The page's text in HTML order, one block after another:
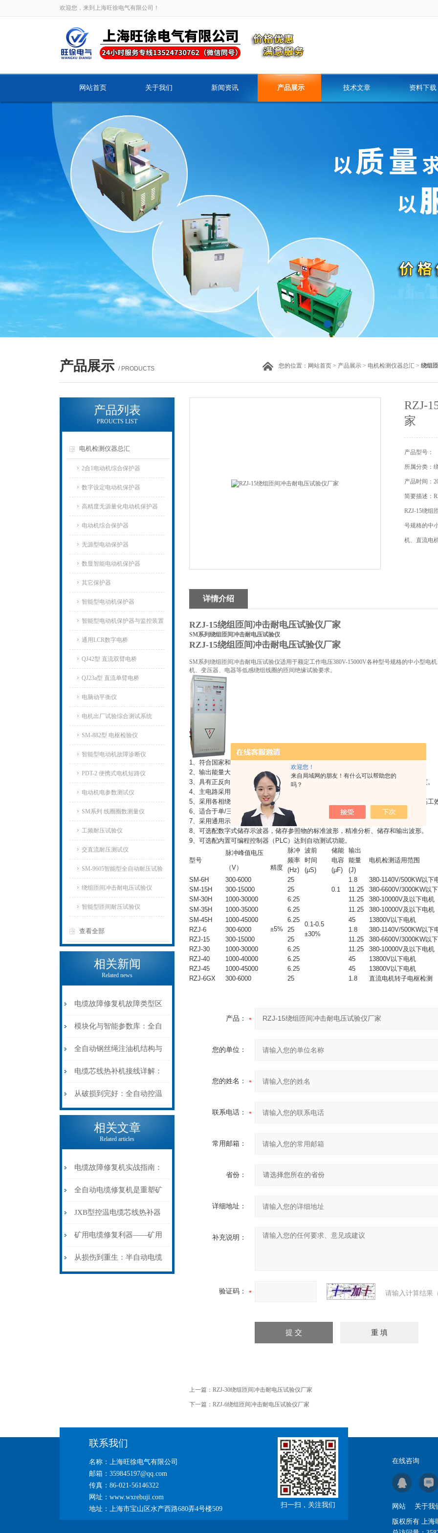
欢迎您！
来自局域网的朋友！有什么可以帮助您的
吗？
欢迎您，来到上海旺徐电气有限公司！
网站首页 关于我们 新闻资讯 产品展示 技术文章 资料下载
产品展示 / PRODUCTS 您的位置： 网站首页 > 产品展示 > 电机检测仪器总汇 > 绕组
产品列表
PROUCTS LIST
电机检测仪器总汇
2合1电动机综合保护器
数字设定电动机保护器
高精度无源量化电动机保护器
电动机综合保护器
无源型电动保护器
数显智能电动机保护器
其它保护器
智能型电动机保护器
智能型电动机保护器与监控装置
通用LCR数字电桥
QJ42型 直流双臂电桥
QJ23a型 直流单臂电桥
电脑动平衡仪
电机出厂试验综合测试系统
SM-882型 电枢检验仪
智能型电动机故障诊断仪
PDT-2 便携式电机短路仪
电动机电参数测试仪
SM系列 线圈圈数测量仪
工频耐压试验仪
交直流耐压测试仪
SM-9605智能型全自动耐压试验
仪
绕组匝间冲击耐电压试验仪
智能型匝间耐压试验仪
查看全部
相关新闻
Related news
电缆故障修复机故障类型区
分指南：从“绝缘电
阻”到“波形特征”的精准诊
断逻辑
模块化与智能参数库：全自
动电缆修复机的快速换型逻
辑
全自动钢丝绳注油机结构与
工作原理：揭秘高效润滑的
机械密码
电缆芯线热补机接线详解：
从入门到精通
从破损到完好：全自动控温
电缆热补机的核心价值
相关文章
Related articles
电缆故障修复机实战指南：
从“盲测”到“精确定点”的三
步作业法
全自动电缆修复机是重塑矿
山电力动脉的“智能外科医
生”
JXB型控温电缆芯线热补器
安装与接线：精准修复的工
艺基石
矿用电缆修复利器——矿用
电缆热补机智能控温，安全
从损伤到重生：半自动电缆
RZJ-
家
产品型号：
所属分类：
产品时间：
简要描述：
RZJ-15绕组
号规格的中
机、直流电
详情介绍
RZJ-15绕组匝间冲击耐电压试验仪厂家
SM系列绕组匝间冲击耐电压试验仪
RZJ-15绕组匝间冲击耐电压试验仪厂家
SM系列绕组匝间冲击耐电压试验仪适用于额定工作电压380V-15000V各种型号规格的中小型电
机、变压器、电器等低感绕组线圈的匝间绝缘试验要求。
1、符合国家和行业标准中相关技术要求。
2、输出能量大，尤其适用大容量电机、变压器、电器等低感绕组（线圈的测量）。
3、具有正反向试验功能，解决冲击电压在绕组中不平均分配的问题，提高测试准确度。
4、主电路采用单管切换输出，使仪器本身的不对称性减少至零，提高了测试准确度。
5、采用各相绕组切换回路和电动调压技术，一次接线，即可完成各相绕组试验，提高工
6、适合于单/三相交直流电机、变压器、电器线圈的检测，提高了仪器适用范围。
7、采用通用示波器，提高了整机的可靠性和稳定性。
8、可选配数字式储存示波器，储存参照物的标准波形，精准分析、储存和输出波形。
9、可选配内置可编程控制器（PLC）达到自动测试功能。
型号
脉冲峰值电压
脉冲
频率
(Hz)
波前
时间
(µS)
储能
电容
(µF)
输出
能量
(J)
电机检测适用范围
（V）
精度
SM-6H
300-6000
±5%
25
0.1-0.5
±30%
0.1
1.8
380-1140V/500KW以下
SM-15H
300-15000 25 11.25
380-6600V/3000KW以
SM-30H
1000-30000 6.25 11.25
380-10000V及以下电机
SM-35H
1000-35000 6.25 11.25
380-10000V及以下电机
SM-45H
1000-45000 6.25 45
13800V以下电机
RZJ-6
300-6000 25 1.8
380-1140V/500KW以下
RZJ-15
300-15000 25 11.25
380-6600V/3000KW以
RZJ-30
1000-30000 6.25 11.25
380-10000V及以下电机
RZJ-40
1000-40000 6.25 45
13800V以下电机
RZJ-45
1000-45000 6.25 45
13800V以下电机
RZJ-6GX
300-6000 25 1.8 直流电机转子电枢检测
产品：
您的单位：
您的姓名：
联系电话：
常用邮箱：
省份：
详细地址：
补充说明：
验证码： 请输入计算结果
上一篇： RZJ-30绕组匝间冲击耐电压试验仪厂家
下一篇： RZJ-6绕组匝间冲击耐电压试验仪厂家
联系我们
名称：上海旺徐电气有限公司
邮箱：359845197@qq.com
传真：86-021-56146322
网址：www.wxrebuji.com
地址：上海市宝山区水产西路680弄4号楼509
扫一扫，关注我们
在线咨询
网站 关于我
版权所有 上海